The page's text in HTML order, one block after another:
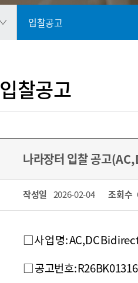
입찰공고
입찰공고
나라장터 입찰 공고
작성일 2026-02-04 조회수
□사 업 명: AC,DC
□ 공고번호: